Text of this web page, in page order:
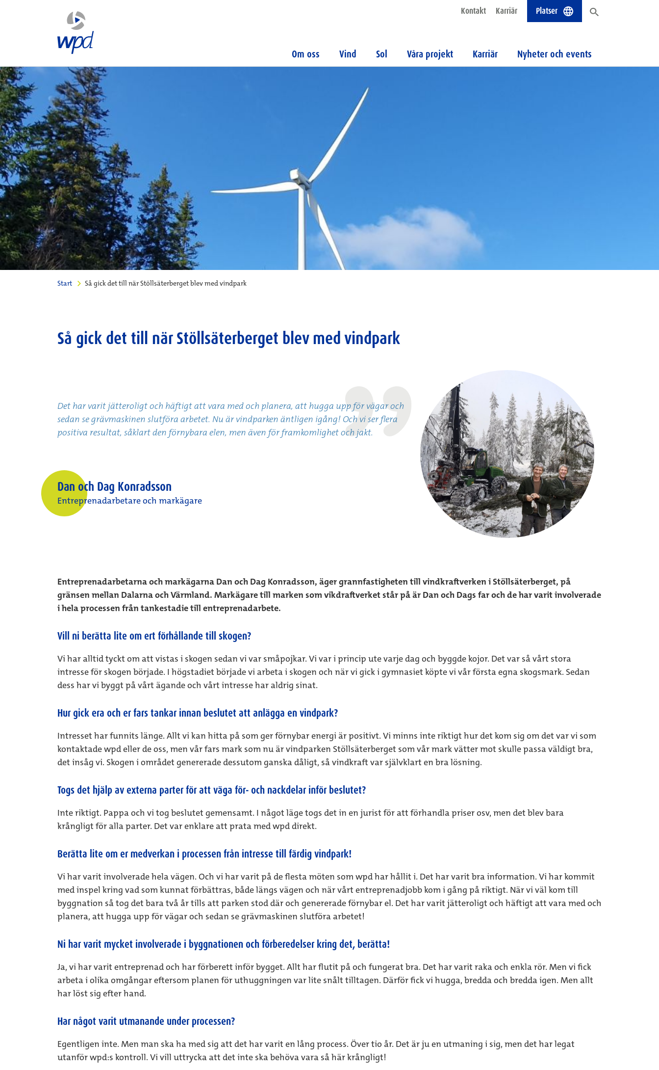
Kontakt Karriär Platser
Om oss Vind Sol Våra projekt Karriär Nyheter och events
Start Så gick det till när Stöllsäterberget blev med vindpark
Så gick det till när Stöllsäterberget blev med vindpark
Det har varit jätteroligt och häftigt att vara med och planera, att hugga upp för vägar och
sedan se grävmaskinen slutföra arbetet. Nu är vindparken äntligen igång! Och vi ser flera
positiva resultat, såklart den förnybara elen, men även för framkomlighet och jakt.
Dan och Dag Konradsson
Entreprenadarbetare och markägare
Entreprenadarbetarna och markägarna Dan och Dag Konradsson, äger grannfastigheten till vindkraftverken i Stöllsäterberget, på
gränsen mellan Dalarna och Värmland. Markägare till marken som vikdraftverket står på är Dan och Dags far och de har varit involverade
i hela processen från tankestadie till entreprenadarbete.
Vill ni berätta lite om ert förhållande till skogen?
Vi har alltid tyckt om att vistas i skogen sedan vi var småpojkar. Vi var i princip ute varje dag och byggde kojor. Det var så vårt stora
intresse för skogen började. I högstadiet började vi arbeta i skogen och när vi gick i gymnasiet köpte vi vår första egna skogsmark. Sedan
dess har vi byggt på vårt ägande och vårt intresse har aldrig sinat.
Hur gick era och er fars tankar innan beslutet att anlägga en vindpark?
Intresset har funnits länge. Allt vi kan hitta på som ger förnybar energi är positivt. Vi minns inte riktigt hur det kom sig om det var vi som
kontaktade wpd eller de oss, men vår fars mark som nu är vindparken Stöllsäterberget som vår mark vätter mot skulle passa väldigt bra,
det insåg vi. Skogen i området genererade dessutom ganska dåligt, så vindkraft var självklart en bra lösning.
Togs det hjälp av externa parter för att väga för- och nackdelar inför beslutet?
Inte riktigt. Pappa och vi tog beslutet gemensamt. I något läge togs det in en jurist för att förhandla priser osv, men det blev bara
krångligt för alla parter. Det var enklare att prata med wpd direkt.
Berätta lite om er medverkan i processen från intresse till färdig vindpark!
Vi har varit involverade hela vägen. Och vi har varit på de flesta möten som wpd har hållit i. Det har varit bra information. Vi har kommit
med inspel kring vad som kunnat förbättras, både längs vägen och när vårt entreprenadjobb kom i gång på riktigt. När vi väl kom till
byggnation så tog det bara två år tills att parken stod där och genererade förnybar el. Det har varit jätteroligt och häftigt att vara med och
planera, att hugga upp för vägar och sedan se grävmaskinen slutföra arbetet!
Ni har varit mycket involverade i byggnationen och förberedelser kring det, berätta!
Ja, vi har varit entreprenad och har förberett inför bygget. Allt har flutit på och fungerat bra. Det har varit raka och enkla rör. Men vi fick
arbeta i olika omgångar eftersom planen för uthuggningen var lite snålt tilltagen. Därför fick vi hugga, bredda och bredda igen. Men allt
har löst sig efter hand.
Har något varit utmanande under processen?
Egentligen inte. Men man ska ha med sig att det har varit en lång process. Över tio år. Det är ju en utmaning i sig, men det har legat
utanför wpd:s kontroll. Vi vill uttrycka att det inte ska behöva vara så här krångligt!